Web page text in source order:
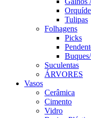
Tulipas
Folhagens
Picks
Suculentas
ÁRVORES
Vasos
Cerâmica
Cimento
Vidro